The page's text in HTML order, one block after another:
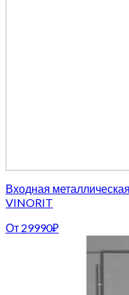
Входная
VINORIT
От 29990₽